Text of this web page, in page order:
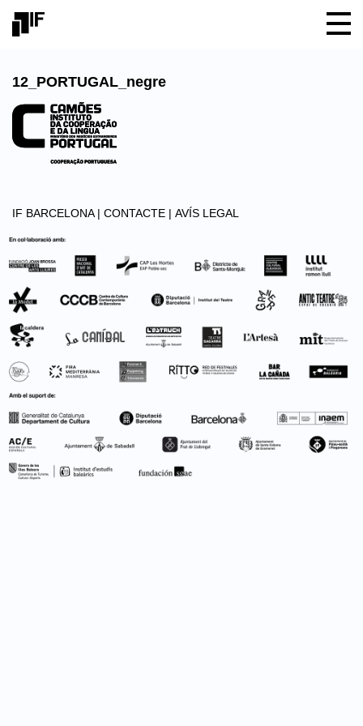
12_PORTUGAL_negre
IF BARCELONA | CONTACTE | AVÍS LEGAL